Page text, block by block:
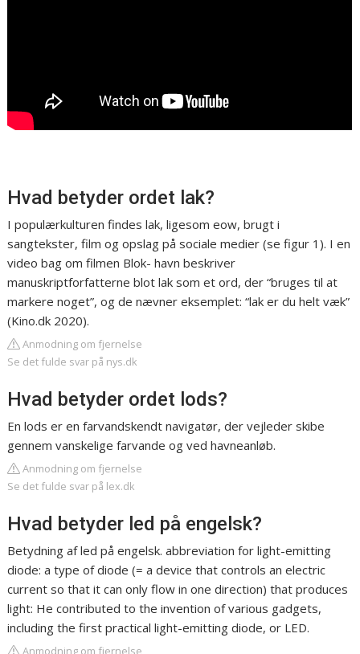
Hvad betyder ordet lak?
I populærkulturen findes lak, ligesom eow, brugt i
sangtekster, film og opslag på sociale medier (se figur 1). I en
video bag om filmen Blok- havn beskriver
manuskriptforfatterne blot lak som et ord, der “bruges til at
markere noget”, og de nævner eksemplet: “lak er du helt væk”
(Kino.dk 2020).
Anmodning om fjernelse
Se det fulde svar på nys.dk
Hvad betyder ordet lods?
En lods er en farvandskendt navigatør, der vejleder skibe
gennem vanskelige farvande og ved havneanløb.
Anmodning om fjernelse
Se det fulde svar på lex.dk
Hvad betyder led på engelsk?
Betydning af led på engelsk. abbreviation for light-emitting
diode: a type of diode (= a device that controls an electric
current so that it can only flow in one direction) that produces
light: He contributed to the invention of various gadgets,
including the first practical light-emitting diode, or LED.
Anmodning om fjernelse